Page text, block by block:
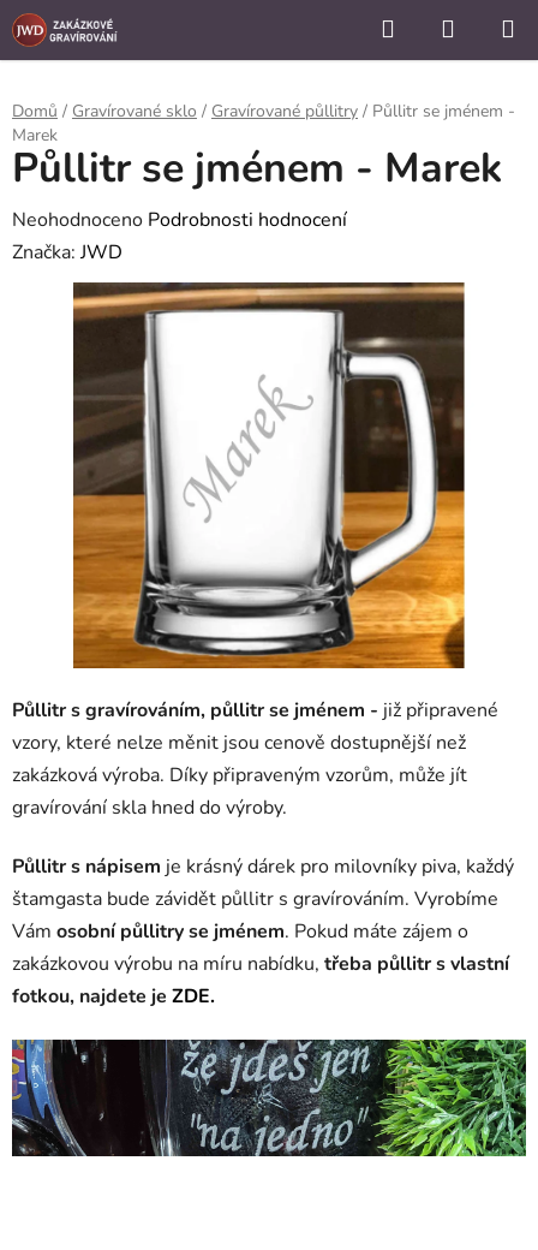
```
Přejít
na
Hledat
KOŠÍK
Domů / Gravírované sklo / Gravírované půllitry / Půllitr se jménem -
Marek
Půllitr s gravírováním, půllitr se jménem - již připravené
vzory, které nelze měnit jsou cenově dostupnější než
zakázková výroba. Díky připraveným vzorům, může jít
gravírování skla hned do výroby.
Půllitr s nápisem je krásný dárek pro milovníky piva, každý
štamgasta bude závidět půllitr s gravírováním. Vyrobíme
Vám osobní půllitry se jménem. Pokud máte zájem o
zakázkovou výrobu na míru nabídku, třeba půllitr svlastní
fotkou, najdete je ZDE.
Půllitr se jménem - Marek
Průměrné
hodnocení
produktu
hvězdiček.
Neohodnoceno Podrobnosti hodnocení
Značka:JWD